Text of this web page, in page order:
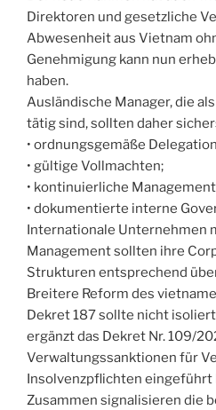
Direktoren und gesetzliche
Abwesenheit aus Vietnam
Genehmigung kann nun
haben.
Ausländische Manager, die
tätig sind, sollten daher
• ordnungsgemäße
• gültige Vollmachten;
• kontinuierliche
• dokumentierte interne
Internationale Unternehmen
Management sollten ihre
Strukturen entsprechend
Breitere Reform des
Dekret 187 sollte nicht
ergänzt das Dekret Nr. 109/
Verwaltungssanktionen für
Insolvenzpflichten eingeführt
Zusammen signalisieren die